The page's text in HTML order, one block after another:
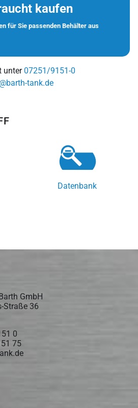
kaufen
für Sie passenden Behälter aus
unter 07251/9151-0
tank.de
Datenbank
GmbH
Straße 36
0
75